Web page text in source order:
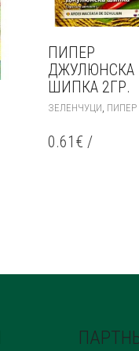
ПИПЕР
ДЖУЛЮНСКА
ШИПКА 2ГР.
ЗЕЛЕНЧУЦИ ПИПЕР
0.61 € /